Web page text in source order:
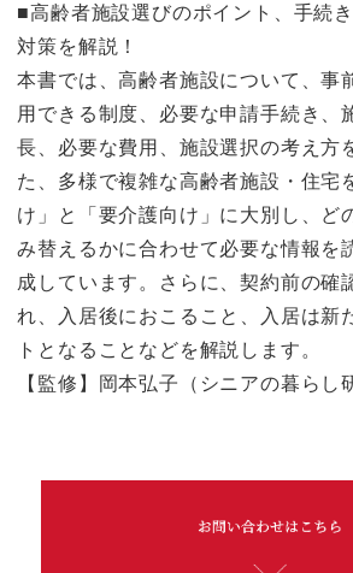
■高齢者施設選びのポイント、手続
対策を解説！
本書では、高齢者施設について、事
用できる制度、必要な申請手続き、
長、必要な費用、施設選択の考え方
た、多様で複雑な高齢者施設・住宅
け」と「要介護向け」に大別し、ど
み替えるかに合わせて必要な情報を
成しています。さらに、契約前の確
れ、入居後におこること、入居は新
トとなることなどを解説します。
【監修】岡本弘子（シニアの暮らし